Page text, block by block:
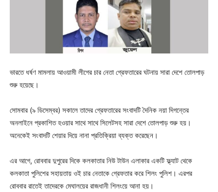
ভারতে ধর্ষণ মামলায় আওয়ামী লীগের চার নেতা গ্রেফতারের ঘটনায় সারা দেশে তোলপাড়
শুরু হয়েছে।
সোমবার (৯ ডিসেম্বর) সকালে তাদের গ্রেফতারের সংবাদটি দৈনিক নয়া দিগন্তের
অনলাইনে প্রকাশিত হওয়ার সাথে সাথে সিলেটসহ সারা দেশে তোলপাড় শুরু হয়।
অনেকেই সংবাদটি শেয়ার দিয়ে নানা প্রতিক্রিয়া ব্যক্ত করেছেন।
এর আগে, রোববার দুপুরের দিকে কলকাতার নিউ টাউন এলাকার একটি ফ্ল্যাট থেকে
কলকাতা পুলিশের সহায়তায় ওই চার নেতাকে গ্রেফতার করে শিলং পুলিশ। এরপর
রোববার রাতেই তাদেরকে মেঘালয়ের রাজধানী শিলংয়ে আনা হয়।